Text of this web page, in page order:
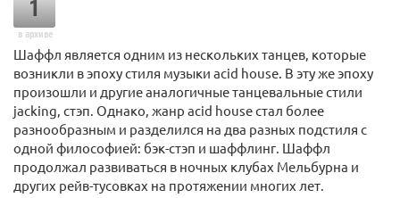
1
в архиве
Шаффл является одним из нескольких танцев, которые
возникли в эпоху стиля музыки acid house. В эту же эпоху
произошли и другие аналогичные танцевальные стили
jacking, стэп. Однако, жанр acid house стал более
разнообразным и разделился на два разных подстиля с
одной философией: бэк-стэп и шаффлинг. Шаффл
продолжал развиваться в ночных клубах Мельбурна и
других рейв-тусовках на протяжении многих лет.